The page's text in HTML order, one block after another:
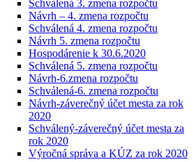
Schválená 3. zmena rozpočtu
Návrh – 4. zmena rozpočtu
Schválená 4. zmena rozpočtu
Návrh 5. zmena rozpočtu
Hospodárenie k 30.6.2020
Schválená 5. zmena rozpočtu
Návrh-6.zmena rozpočtu
Schválená-6. zmena rozpočtu
Návrh-záverečný účet mesta za rok
2020
Schválený-záverečný účet mesta za
rok 2020
Výročná správa a KÚZ za rok 2020